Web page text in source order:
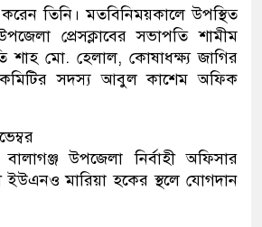
তিনি। মতবিনিময়কালে উপস্থিত
প্রেসক্লাবের সভাপতি শামীম
মো. হেলাল, কোষাধক্ষ্য জাগির
কমিটির সদস্য আবুল কাশেম অফিক
উপজেলা নির্বাহী অফিসার
ইউএনও মারিয়া হকের স্থলে যোগদান